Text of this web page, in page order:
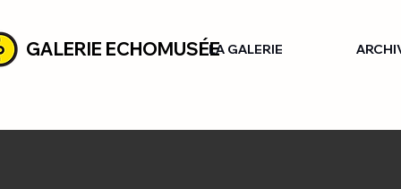
GALERIE ECHOMUSÉELA GALERIE